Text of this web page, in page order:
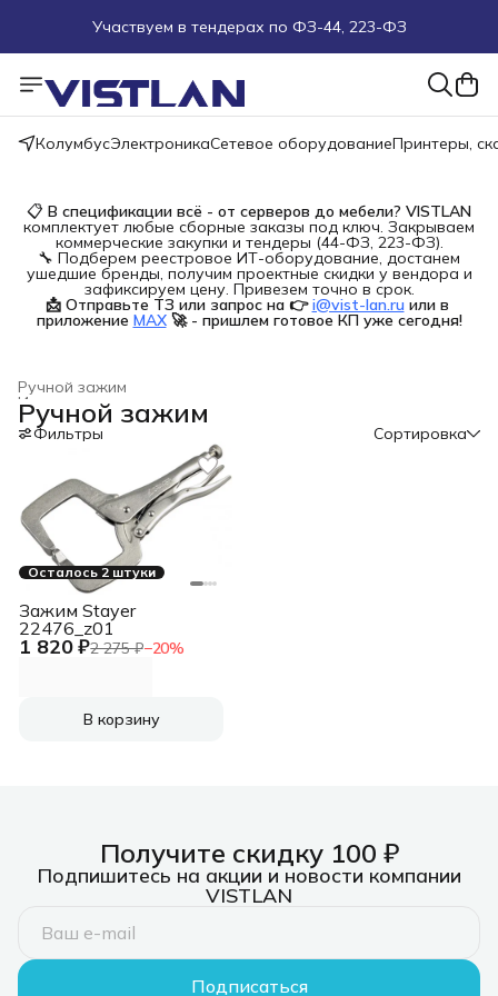
Участвуем в тендерах по ФЗ-44, 223-ФЗ
Поможем подобрать оборудование под ТЗ
Пуско-наладочные работы
Более 100 000 позиций в наличии и под заказ
КолумбусЭлектроникаСетевое оборудованиеПринтеры,
📋 В спецификации всё - от серверов до мебели? VISTLAN
комплектует любые сборные заказы под ключ. Закрываем
коммерческие закупки и тендеры (44-ФЗ, 223-ФЗ).
🔧 Подберем реестровое ИТ-оборудование, достанем
ушедшие бренды, получим проектные скидки у вендора и
зафиксируем цену. Привезем точно в срок.
📩 Отправьте ТЗ или запрос на 👉 i@vist-lan.ru или в
приложение MAX 🚀 - пришлем готовое КП уже сегодня!
Ручной зажим
Инструменты для ремонта и строительства
Строительство и ремонт
Главная ›
Ручной зажим
Фильтры Сортировка
Осталось 2 штуки
1 820 ₽2 275 ₽−20%
Зажим Stayer
22476_z01
В корзину
Получите скидку 100 ₽
Подпишитесь на акции и новости компании
VISTLAN
Подписаться